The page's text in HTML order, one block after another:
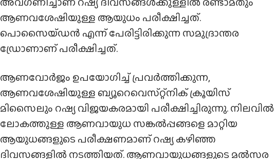
ആണവശേഷിയുള്ള ആയുധം പരീക്ഷിച്ചത്.
പൊസൈയ്‌ഡൻ എന്ന് പേരിട്ടിരിക്കുന്ന സമുദ്രാന്തര
ഡ്രോണാണ് പരീക്ഷിച്ചത്.
ആണവോർജം ഉപയോഗിച്ച് പ്രവർത്തിക്കുന്ന,
ആണവശേഷിയുള്ള ബ്യൂറെവെസ്‌റ്റ്‌നിക് ക്രൂയിസ്
മിസൈലും റഷ്യ വിജയകരമായി പരീക്ഷിച്ചിരുന്നു. നിലവിൽ
ലോകത്തുള്ള ആണവായുധ സങ്കൽപ്പങ്ങളെ മാറ്റിയ
ആയുധങ്ങളുടെ പരീക്ഷണമാണ് റഷ്യ കഴിഞ്ഞ
ദിവസങ്ങളിൽ നടത്തിയത്. ആണവായുധങ്ങളുടെ മൽസര